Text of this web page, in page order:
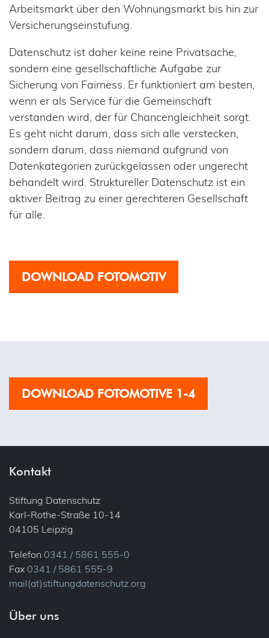
Arbeitsmarkt über den Wohnungsmarkt bis hin zur
Versicherungseinstufung.
Datenschutz ist daher keine reine Privatsache,
sondern eine gesellschaftliche Aufgabe zur
Sicherung von Fairness. Er funktioniert am besten,
wenn er als Service für die Gemeinschaft
verstanden wird, der für Chancengleichheit sorgt.
Es geht nicht darum, dass sich alle verstecken,
sondern darum, dass niemand aufgrund von
Datenkategorien zurückgelassen oder ungerecht
behandelt wird. Struktureller Datenschutz ist ein
aktiver Beitrag zu einer gerechteren Gesellschaft
für alle.
DOWNLOAD FOTOMOTIV
DOWNLOAD FOTOMOTIVE 1-4
Kontakt
Stiftung Datenschutz
Karl-Rothe-Straße 10-14
04105 Leipzig
Telefon 0341 / 5861 555-0
Fax 0341 / 5861 555-9
mail(at)stiftungdatenschutz.org
Über uns